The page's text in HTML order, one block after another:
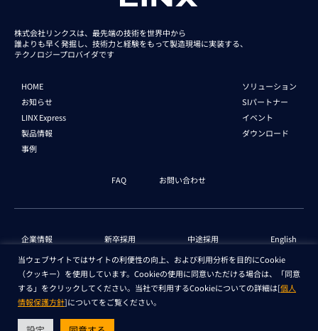
株式会社リンクスは、最先端の技術を世界中から
誰よりも早く発掘し、技術力と経験をもって製造現場に実装する、
テクノロジープロバイダです
HOME
お知らせ
LINX Express
製品情報
事例
ソリューション
SIパートナー
イベント
ダウンロード
FAQ お問い合わせ
企業情報 新卒採用 中途採用 English
個人情報保護法 情報 セキュリティ基本方針
Copyright © LINX Corporation. All Rights Reserved.
当ウェブサイトではサイトの利便性の向上、および利用分析を目的にCookie
（クッキー）を使用しています。Cookieの使用に同意いただける場合は、「同意
する」をクリックしてください。当社で利用するCookieについての詳細は[個人
情報保護方針]についてをご覧ください。